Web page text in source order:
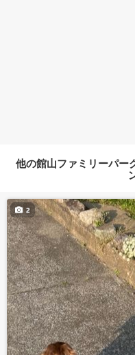
他の館山ファミリーパー
2